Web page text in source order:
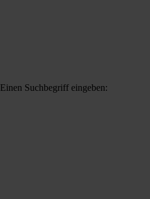
Einen Suchbegriff eingeben: